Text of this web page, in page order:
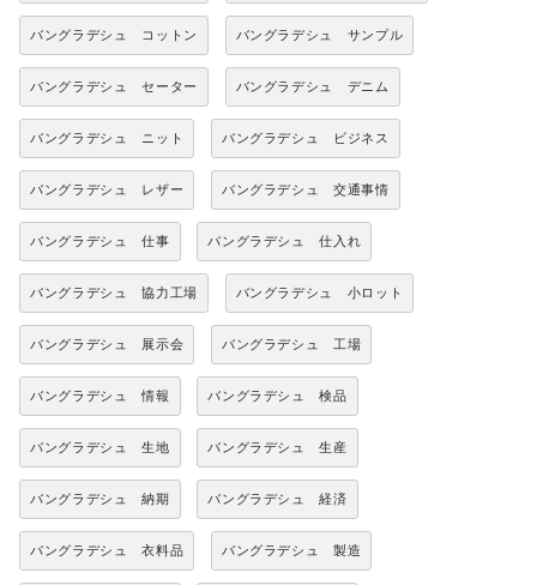
バングラデシュ コットン バングラデシュ サンプル
バングラデシュ セーター バングラデシュ デニム
バングラデシュ ニット バングラデシュ ビジネス
バングラデシュ レザー バングラデシュ 交通事情
バングラデシュ 仕事 バングラデシュ 仕入れ
バングラデシュ 協力工場 バングラデシュ 小ロット
バングラデシュ 展示会 バングラデシュ 工場
バングラデシュ 情報 バングラデシュ 検品
バングラデシュ 生地 バングラデシュ 生産
バングラデシュ 納期 バングラデシュ 経済
バングラデシュ 衣料品 バングラデシュ 製造